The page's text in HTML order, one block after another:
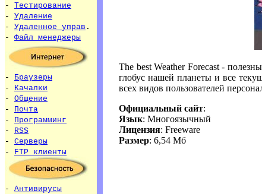
- Тестирование
- Удаление
- Удаленное управ .
- Файл менеджеры
- Браузеры
- Качалки
- Общение
- Почта
- Программинг
- RSS
- Серверы
- FTP клиенты
- Антивирусы
The best Weather Forecast -
глобус нашей планеты и все
всех видов пользователей
Официальный сайт:
Язык: Многоязычный
Лицензия: Freeware
Размер: 6,54 Мб